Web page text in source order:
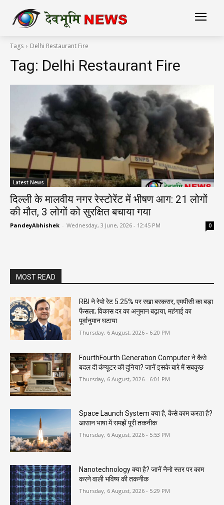
Tags Delhi Restaurant Fire
Tag: Delhi Restaurant Fire
Latest News
दिल्ली के मालवीय नगर रेस्टोरेंट में भीषण आग: 21 लोगों
की मौत, 3 लोगों को सुरक्षित बचाया गया
PandeyAbhishek - Wednesday, 3 June, 2026 - 12:45 PM 0
MOST READ
RBI ने रेपो रेट 5.25% पर रखा बरकरार, एमपीसी का बड़ा
फैसला; विकास दर का अनुमान बढ़ाया, महंगाई का
पूर्वानुमान घटाया
Thursday, 6 August, 2026 - 6:20 PM
FourthFourth Generation Computer ने कैसे
बदल दी कंप्यूटर की दुनिया? जानें इसके बारे में सबकुछ
Thursday, 6 August, 2026 - 6:01 PM
Space Launch System क्या है, कैसे काम करता है?
आसान भाषा में समझें पूरी तकनीक
Thursday, 6 August, 2026 - 5:53 PM
Nanotechnology क्या है? जानें नैनो स्तर पर काम
करने वाली भविष्य की तकनीक
Thursday, 6 August, 2026 - 5:29 PM